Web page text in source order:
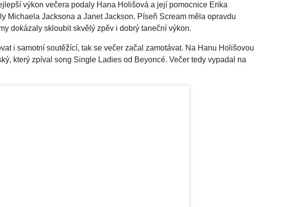
výkon večera podaly Hana Holišová a její pomocnice Erika
Michaela Jacksona a Janet Jackson. Píseň Scream měla opravdu
dokázaly skloubit skvělý zpěv i dobrý taneční výkon.
i samotní soutěžící, tak se večer začal zamotávat. Na Hanu Holišovou
který zpíval song Single Ladies od Beyoncé. Večer tedy vypadal na